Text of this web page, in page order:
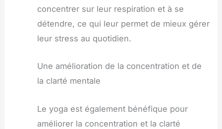
concentrer sur leur respiration et à se
détendre, ce qui leur permet de mieux gérer
leur stress au quotidien.
Une amélioration de la concentration et de
la clarté mentale
Le yoga est également bénéfique pour
améliorer la concentration et la clarté